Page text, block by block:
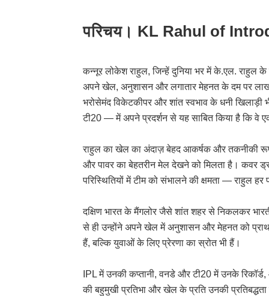
परिचय। KL Rahul of
कन्नूर लोकेश राहुल, जिन्हें दुनिया भर में के.एल. राहुल के
अपने खेल, अनुशासन और लगातार मेहनत के दम पर
भरोसेमंद विकेटकीपर और शांत स्वभाव के धनी खिलाड़ी
टी20 — में अपने प्रदर्शन से यह साबित किया है कि वे
राहुल का खेल का अंदाज़ बेहद आकर्षक और तकनीकी
और पावर का बेहतरीन मेल देखने को मिलता है। कवर
परिस्थितियों में टीम को संभालने की क्षमता — राहुल
दक्षिण भारत के मैंगलोर जैसे शांत शहर से निकलकर
से ही उन्होंने अपने खेल में अनुशासन और मेहनत को
हैं, बल्कि युवाओं के लिए प्रेरणा का स्रोत भी हैं।
IPL में उनकी कप्तानी, वनडे और टी20 में उनके
की बहुमुखी प्रतिभा और खेल के प्रति उनकी